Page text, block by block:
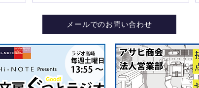
メールでのお問い合わせ